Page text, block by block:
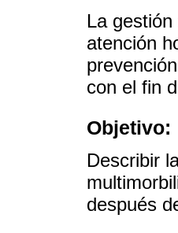
La
atención
con el fin
Objetivo:
Describir
después